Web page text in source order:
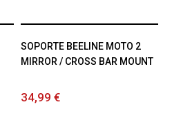
SOPORTE BEELINE MOTO 2
MIRROR / CROSS BAR MOUNT
34,99 €